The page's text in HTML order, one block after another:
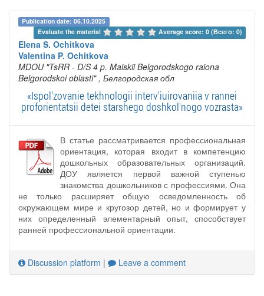
Publication date: 06.10.2025
Evaluate the material
Average score: 0 (Всего: 0)
Elena S. Ochitkova
Valentina P. Ochitkova
MDOU "TsRR - D/S 4 p. Maiskii Belgorodskogo raiona
Belgorodskoi oblasti" , Белгородская обл
«Ispol'zovanie tekhnologii interv'iuirovaniia v rannei
proforientatsii detei starshego doshkol'nogo vozrasta»
В статье рассматривается профессиональная
ориентация, которая входит в компетенцию
дошкольных образовательных организаций.
ДОУ является первой важной ступенью
знакомства дошкольников с профессиями. Она
не только расширяет общую осведомленность об
окружающем мире и кругозор детей, но и формирует у
них определенный элементарный опыт, способствует
ранней профессиональной ориентации.
Discussion platform | Leave a comment